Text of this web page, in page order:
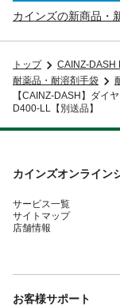
カインズの新商品・
トップ CAINZ-DASH
耐薬品・耐溶剤手袋
【CAINZ-DASH】ダイ
D400-LL【別送品】
カインズオンライン
サービス一覧
サイトマップ
店舗情報
お客様サポート